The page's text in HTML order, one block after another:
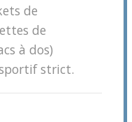
de
de
à dos)
strict.